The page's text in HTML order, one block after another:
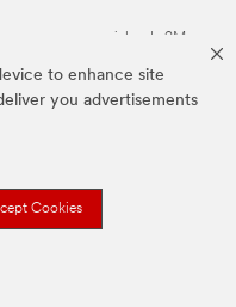
to enhance site
you advertisements
Cookies
marcas comerciales de 3M.